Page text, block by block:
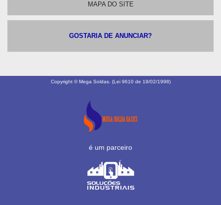
MAPA DO SITE
GOSTARIA DE ANUNCIAR?
Copyright © Mega Soldas. (Lei 9610 de 19/02/1998)
é um parceiro